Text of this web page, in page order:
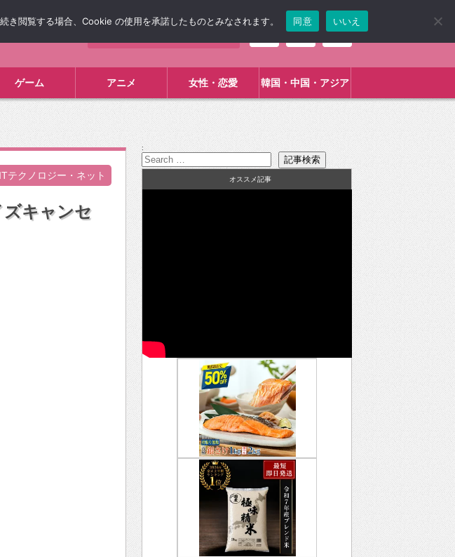
ゲーム アニメ 女性・恋愛 韓国・中国・アジア
ITテクノロジー・ネット
ズキャンセ
:
オススメ記事
閲覧する場合、Cookie の使用を承諾したものとみなされます。 同意 いいえ